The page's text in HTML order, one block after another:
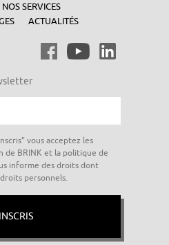
NOS SERVICES
ACTUALITÉS
vous acceptez les
de BRINK et la politique de
informe des droits dont
personnels.